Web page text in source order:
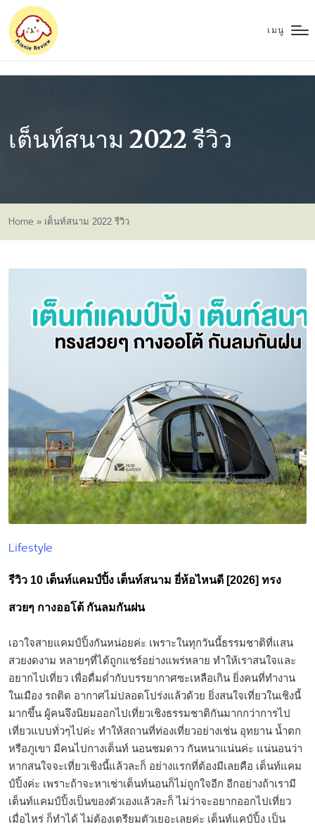
เมนู
เต็นท์สนาม 2022 รีวิว
Home » เต็นท์สนาม 2022 รีวิว
Posted
Lifestyle
รีวิว 10 เต็นท์แคมป์ปิ้ง เต็นท์สนาม ยี่ห้อไหนดี [2026] ทรง
สวยๆ กางออโต้ กันลมกันฝน
เอาใจสายแคมป์ปิ้งกันหน่อยค่ะ เพราะในทุกวันนี้ธรรมชาติที่แสน
สวยงดงาม หลายๆที่ได้ถูกแชร์อย่างแพร่หลาย ทำให้เราสนใจและ
อยากไปเที่ยว เพื่อดื่มด่ำกับบรรยากาศซะเหลือเกิน ยิ่งคนที่ทำงาน
ในเมือง รถติด อากาศไม่ปลอดโปร่งแล้วด้วย ยิ่งสนใจเที่ยวในเชิงนี้
มากขึ้น ผู้คนจึงนิยมออกไปเที่ยวเชิงธรรมชาติกันมากกว่าการไป
เที่ยวแบบทั่วๆไปค่ะ ทำให้สถานที่ท่องเที่ยวอย่างเช่น อุทยาน น้ำตก
หรือภูเขา มีคนไปกางเต็นท์ นอนชมดาว กันหนาแน่นค่ะ แน่นอนว่า
หากสนใจจะเที่ยวเชิงนี้แล้วละก็ อย่างแรกที่ต้องมีเลยคือ เต็นท์แคม
ป์ปิ้งค่ะ เพราะถ้าจะหาเช่าเต็นท์นอนก็ไม่ถูกใจอีก อีกอย่างถ้าเรามี
เต็นท์แคมป์ปิ้งเป็นของตัวเองแล้วละก็ ไม่ว่าจะอยากออกไปเที่ยว
เมื่อไหร่ ก็ทำได้ ไม่ต้องเตรียมตัวเยอะเลยค่ะ เต็นท์แคป์ปิ้ง เป็น